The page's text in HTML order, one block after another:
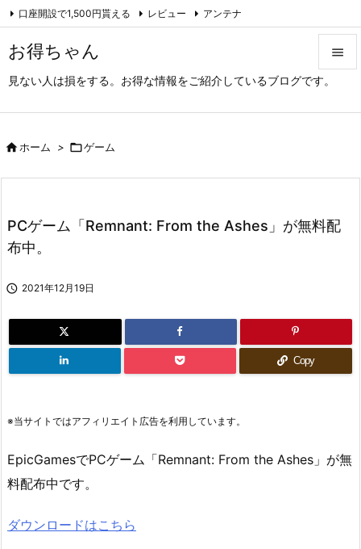
お得ちゃん
見ない人は損をする。お得な情報をご紹介しているブログです。

次へ
口座開設で1,500円貰える レビュー アンテナ
アーカイブ（旧サイト）
ホーム > ゲーム
PCゲーム「Remnant: From the Ashes」が無料配
布中。
 2021年12月19日
Copy
※当サイトではアフィリエイト広告を利用しています。
EpicGamesでPCゲーム「Remnant: From the Ashes」が無
料配布中です。
ダウンロードはこちら